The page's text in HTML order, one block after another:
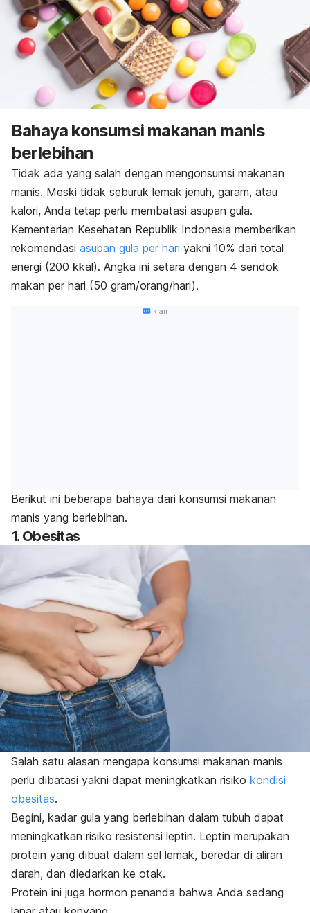
Bahaya konsumsi makanan manis
berlebihan
Tidak ada yang salah dengan mengonsumsi makanan
manis. Meski tidak seburuk lemak jenuh, garam, atau
kalori, Anda tetap perlu membatasi asupan gula.
Kementerian Kesehatan Republik Indonesia memberikan
rekomendasi asupan gula per hari yakni 10% dari total
energi (200 kkal). Angka ini setara dengan 4 sendok
makan per hari (50 gram/orang/hari).
Iklan
Berikut ini beberapa bahaya dari konsumsi makanan
manis yang berlebihan.
1. Obesitas
Salah satu alasan mengapa konsumsi makanan manis
perlu dibatasi yakni dapat meningkatkan risiko kondisi
obesitas.
Begini, kadar gula yang berlebihan dalam tubuh dapat
meningkatkan risiko resistensi leptin. Leptin merupakan
protein yang dibuat dalam sel lemak, beredar di aliran
darah, dan diedarkan ke otak.
Protein ini juga hormon penanda bahwa Anda sedang